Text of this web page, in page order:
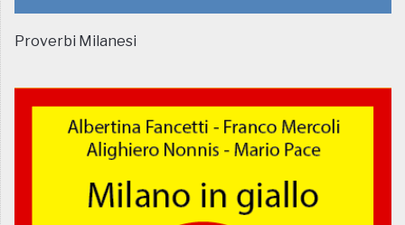
Proverbi Milanesi